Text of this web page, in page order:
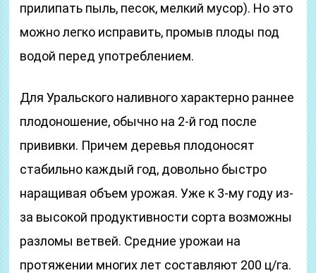
прилипать пыль, песок, мелкий мусор). Но это
можно легко исправить, промыв плоды под
водой перед употреблением.
Для Уральского наливного характерно раннее
плодоношение, обычно на 2-й год после
прививки. Причем деревья плодоносят
стабильно каждый год, довольно быстро
наращивая объем урожая. Уже к 3-му году из-
за высокой продуктивности сорта возможны
разломы ветвей. Средние урожаи на
протяжении многих лет составляют 200 ц/га.